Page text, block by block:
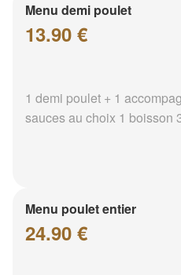
Menu demi poulet
13.90 €
1 demi poulet + 1
sauces au choix 1 boisson
Menu poulet entier
24.90 €